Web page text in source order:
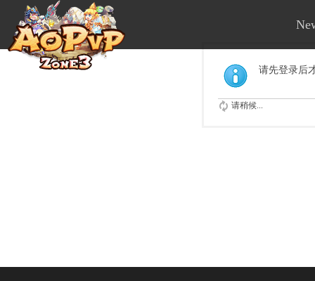
请先登录后
请稍候...